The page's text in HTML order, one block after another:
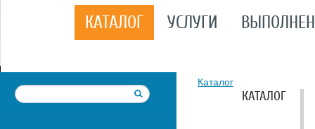
КАТАЛОГ УСЛУГИ
Каталог
КАТАЛОГ